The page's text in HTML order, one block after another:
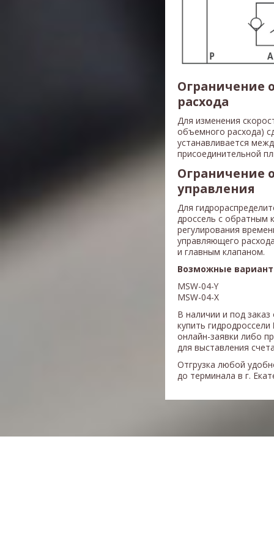
Ограничение
расхода
Для изменения
объемного расхода)
устанавливается
присоединительной
Ограничение
управления
Для
дроссель с обратным
регулирования
управляющего
и главным клапаном.
Возможные
MSW-04-Y
MSW-04-X
В наличии и под
купить гидродроссели
онлайн-заявки либо
для выставления
Отгрузка любой
до терминала в г.